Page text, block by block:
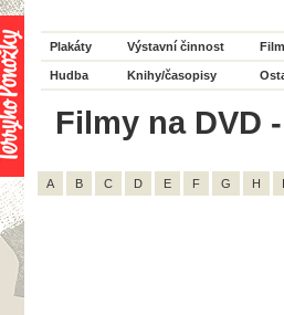
Plakáty Výstavní činnost
Hudba Knihy/časopisy
Filmy na DVD
A B C D E F G H I